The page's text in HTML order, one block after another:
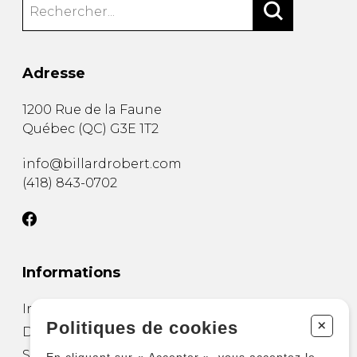
Adresse
1200 Rue de la Faune
Québec (QC) G3E 1T2
info@billardrobert.com
(418) 843-0702
Informations
Installation de table
Déménager une table de billard
Politiques de cookies +